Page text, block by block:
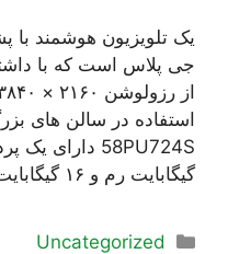
گیگابایت رم و ۱۶ گیگابایت حافظه داخلی است …
دسته‌ها
Uncategorized